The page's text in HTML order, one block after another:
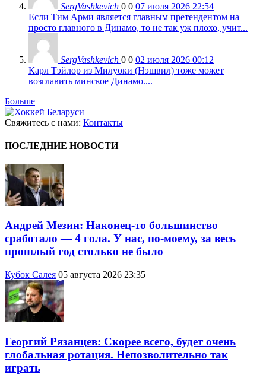
SergVashkevich 0 0 07 июля 2026 22:54
Если Тим Арми является главным претендентом на
просто главного в Динамо, то не так уж плохо, учит...
SergVashkevich 0 0 02 июля 2026 00:12
Карл Тэйлор из Милуоки (Нэшвил) тоже может
возглавить минское Динамо....
Больше
Свяжитесь с нами: Контакты
ПОСЛЕДНИЕ НОВОСТИ
Андрей Мезин: Наконец-то большинство
сработало — 4 гола. У нас, по-моему, за весь
прошлый год столько не было
Кубок Салея 05 августа 2026 23:35
Георгий Рязанцев: Скорее всего, будет очень
глобальная ротация. Непозволительно так
играть